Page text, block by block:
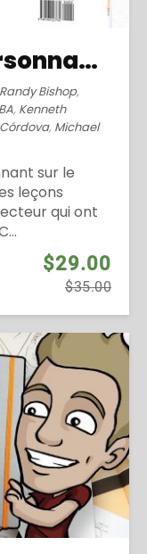
Le créateur de personnages (2019)
Randy Bishop,
, Kenneth
, Michael
sur le
leçons
qui ont
$29.00
$35.00